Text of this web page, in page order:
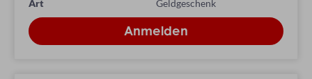
Art
Geldgeschenk